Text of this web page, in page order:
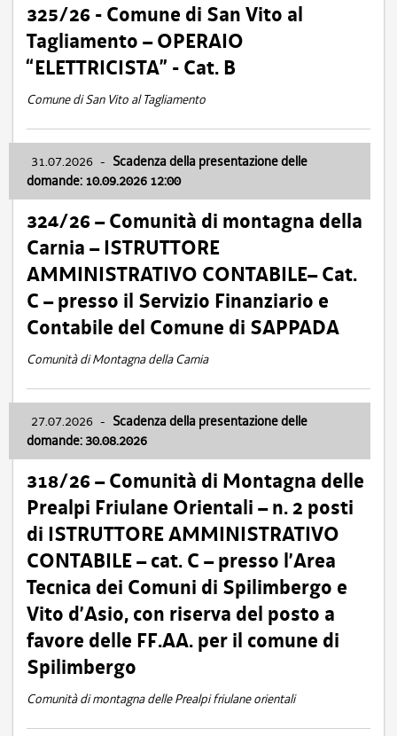
325/26 - Comune di San Vito al
Tagliamento – OPERAIO
“ELETTRICISTA” - Cat. B
Comune di San Vito al Tagliamento
31.07.2026 - Scadenza della presentazione delle
domande: 10.09.2026 12:00
324/26 – Comunità di montagna della
Carnia – ISTRUTTORE
AMMINISTRATIVO CONTABILE– Cat.
C – presso il Servizio Finanziario e
Contabile del Comune di SAPPADA
Comunità di Montagna della Carnia
27.07.2026 - Scadenza della presentazione delle
domande: 30.08.2026
318/26 – Comunità di Montagna delle
Prealpi Friulane Orientali – n. 2 posti
di ISTRUTTORE AMMINISTRATIVO
CONTABILE – cat. C – presso l’Area
Tecnica dei Comuni di Spilimbergo e
Vito d’Asio, con riserva del posto a
favore delle FF.AA. per il comune di
Spilimbergo
Comunità di montagna delle Prealpi friulane orientali